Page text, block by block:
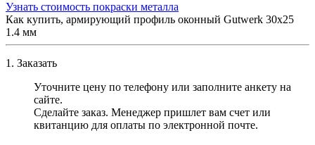
Узнать стоимость покраски металла
Как купить, армирующий профиль оконный Gutwerk 30х25
1.4 мм
1. Заказать
Уточните цену по телефону или заполните анкету на
сайте.
Сделайте заказ. Менеджер пришлет вам счет или
квитанцию для оплаты по электронной почте.